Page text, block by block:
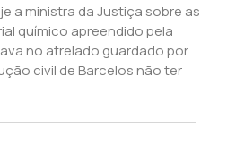
a ministra da Justiça sobre as
químico apreendido pela
no atrelado guardado por
civil de Barcelos não ter